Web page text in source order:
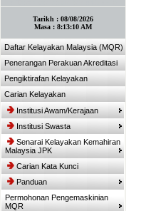
Tarikh : 08/08/2026
Masa : 8:13:10 AM
Daftar Kelayakan Malaysia (MQR)
Penerangan Perakuan Akreditasi
Pengiktirafan Kelayakan
Carian Kelayakan
Institusi Awam/Kerajaan
Institusi Swasta
Senarai Kelayakan Kemahiran
Malaysia JPK
Carian Kata Kunci
Panduan
Permohonan Pengemaskinian
MQR